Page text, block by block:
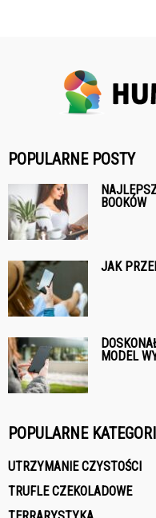
POPULARNE POSTY
BOOKÓW
JAK
MODEL
POPULARNE
UTRZYMANIE CZYSTOŚCI
TRUFLE CZEKOLADOWE